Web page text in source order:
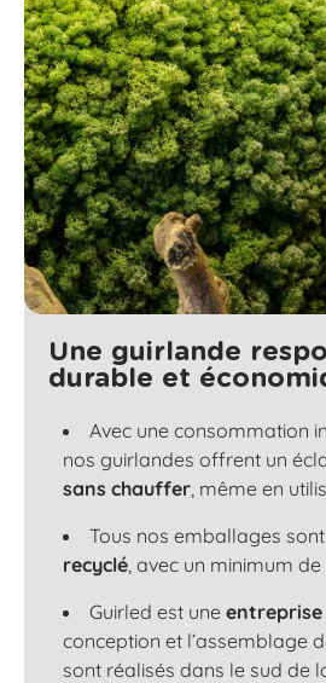
Une guirlande
durable et
Avec une consommation
nos guirlandes offrent un
sans chauffer, même en
Tous nos emballages
recyclé, avec un minimum
Guirled est une
conception et l’assemblage
sont réalisés dans le sud de